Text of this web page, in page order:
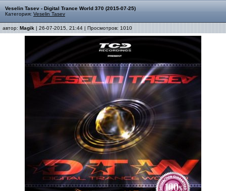
Veselin Tasev - Digital Trance World 370 (2015-07-25)
Категория: Veselin Tasev
автор: Magik | 26-07-2015, 21:44 | Просмотров: 1010